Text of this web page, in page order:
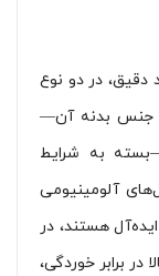
دقیق، در دو نوع
جنس بدنه آن—
به شرایط
آلومینیومی
هستند، در
برابر خوردگی،